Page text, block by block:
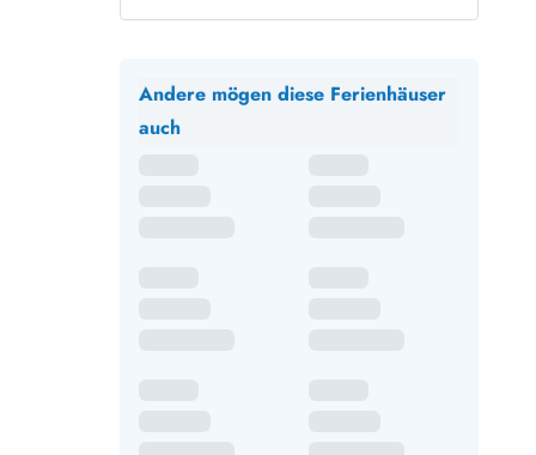
Andere mögen diese Ferienhäuser
auch